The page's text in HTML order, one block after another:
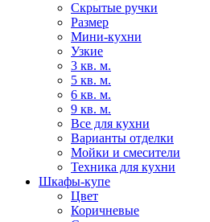
Скрытые ручки
Размер
Мини-кухни
Узкие
3 кв. м.
5 кв. м.
6 кв. м.
9 кв. м.
Все для кухни
Варианты отделки
Мойки и смесители
Техника для кухни
Шкафы-купе
Цвет
Коричневые